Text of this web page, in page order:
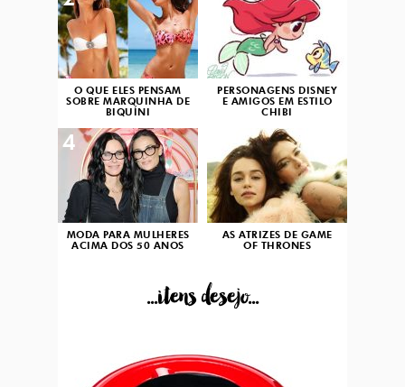
O QUE ELES PENSAM
SOBRE MARQUINHA DE
BIQUÍNI
PERSONAGENS DISNEY
E AMIGOS EM ESTILO
CHIBI
MODA PARA MULHERES
ACIMA DOS 50 ANOS
4
AS ATRIZES DE GAME
OF THRONES
...itens desejo...